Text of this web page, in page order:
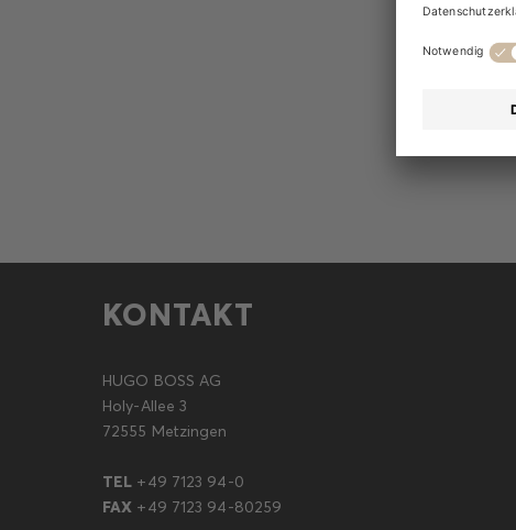
KONTAKT
HUGO BOSS AG
Holy-Allee 3
72555 Metzingen
TEL +49 7123 94-0
FAX +49 7123 94-80259